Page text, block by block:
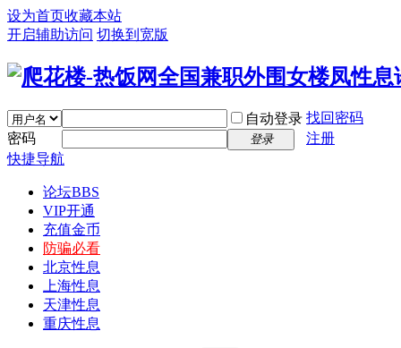
设为首页收藏本站
开启辅助访问 切换到宽版
自动登录 找回密码
密码
登录
注册
快捷导航
论坛BBS
VIP开通
充值金币
防骗必看
北京性息
上海性息
天津性息
重庆性息